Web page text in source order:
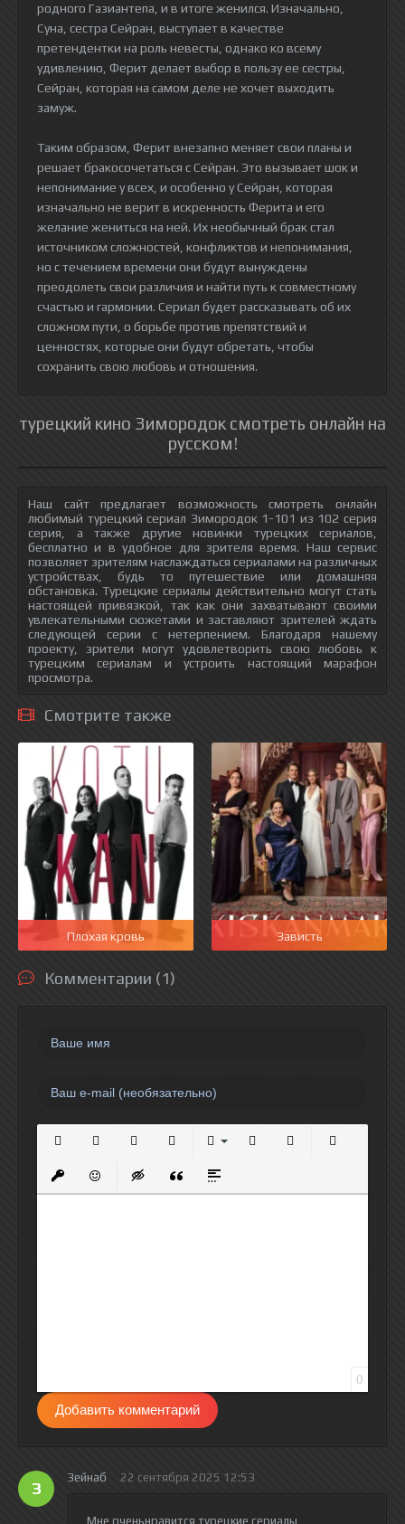
родного Газиантепа, и в итоге женился. Изначально,
Суна, сестра Сейран, выступает в качестве
претендентки на роль невесты, однако ко всему
удивлению, Ферит делает выбор в пользу ее сестры,
Сейран, которая на самом деле не хочет выходить
замуж.
Таким образом, Ферит внезапно меняет свои планы и
решает бракосочетаться с Сейран. Это вызывает шок и
непонимание у всех, и особенно у Сейран, которая
изначально не верит в искренность Ферита и его
желание жениться на ней. Их необычный брак стал
источником сложностей, конфликтов и непонимания,
но с течением времени они будут вынуждены
преодолеть свои различия и найти путь к совместному
счастью и гармонии. Сериал будет рассказывать об их
сложном пути, о борьбе против препятствий и
ценностях, которые они будут обретать, чтобы
сохранить свою любовь и отношения.
турецкий кино Зимородок смотреть онлайн на
русском!
Наш сайт предлагает возможность смотреть онлайн
любимый турецкий сериал Зимородок 1-101 из 102 серия
серия, а также другие новинки турецких сериалов,
бесплатно и в удобное для зрителя время. Наш сервис
позволяет зрителям наслаждаться сериалами на различных
устройствах, будь то путешествие или домашняя
обстановка. Турецкие сериалы действительно могут стать
настоящей привязкой, так как они захватывают своими
увлекательными сюжетами и заставляют зрителей ждать
следующей серии с нетерпением. Благодаря нашему
проекту, зрители могут удовлетворить свою любовь к
турецким сериалам и устроить настоящий марафон
просмотра.
Смотрите также
Плохая кровь Зависть
Комментарии (1)
Вставить защищенную ссылку
Вставить смайлик
Вставка скрытого текста
Вставка цитаты
Вставка спойлера
0
Добавить комментарий
З
Зейнаб 22 сентября 2025 12:53
Мне оченьнравится турецкие сериалы